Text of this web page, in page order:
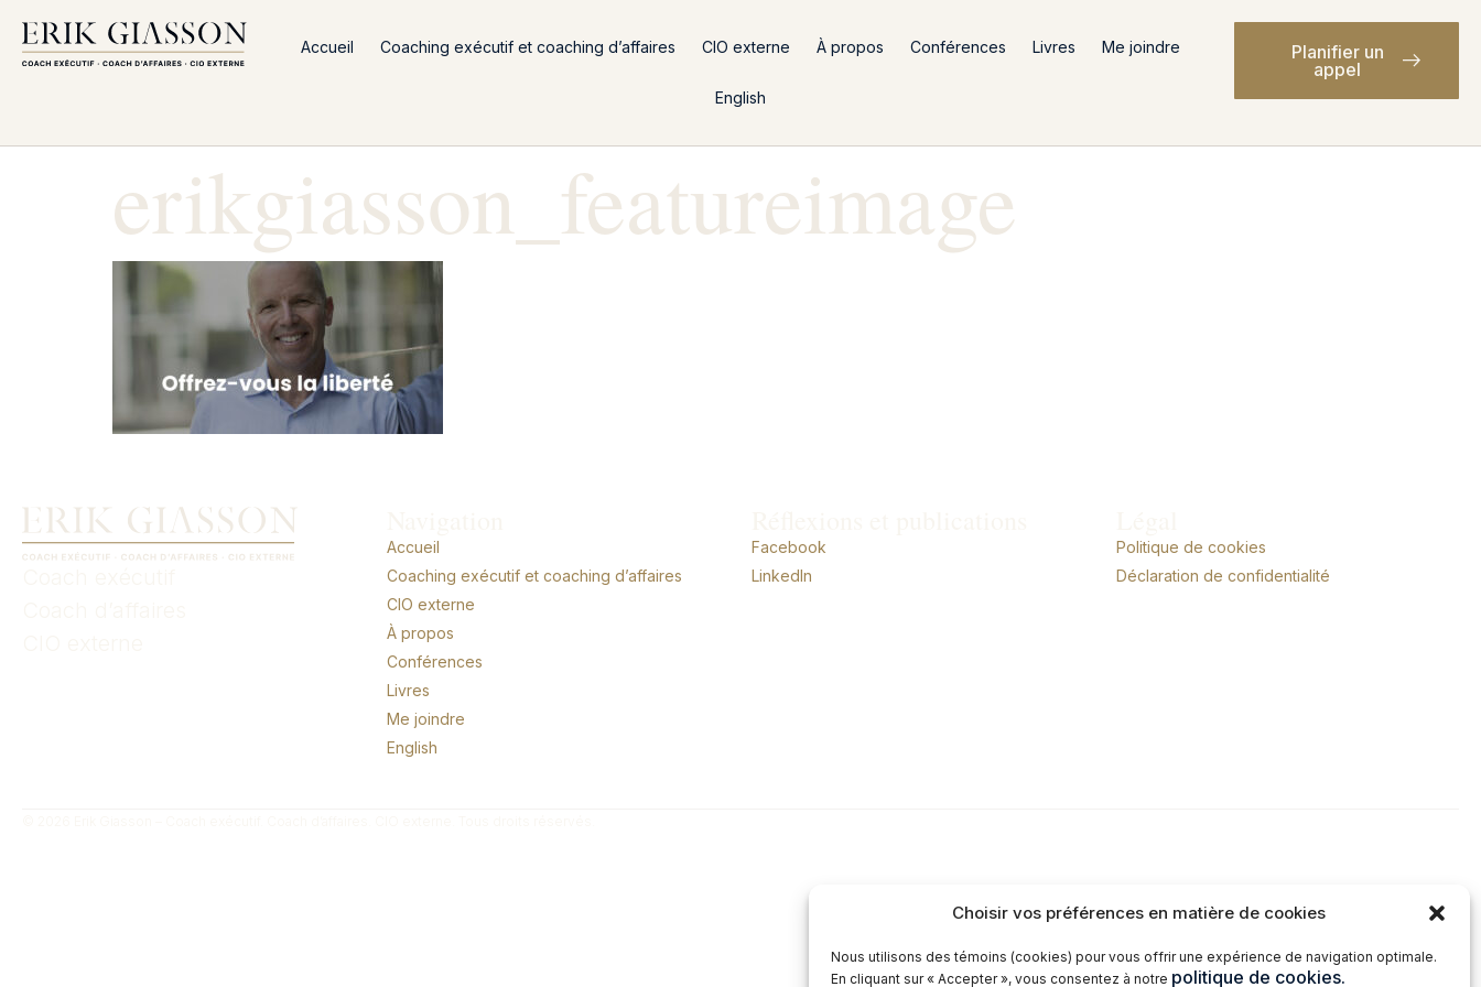
Choisir vos préférences en matière de cookies
Nous utilisons des témoins (cookies) pour vous offrir une expérience de navigation optimale.
En cliquant sur « Accepter », vous consentez à notre politique de cookies.
Accueil Coaching exécutif et coaching d’affaires CIO externe À propos Conférences Livres Me joindre
English
Planifier un
appel
erikgiasson_featureimage
Accueil
Coaching exécutif et coaching d’affaires
CIO externe
À propos
Conférences
Livres
Me joindre
English
Facebook
LinkedIn
Politique de cookies
Déclaration de confidentialité